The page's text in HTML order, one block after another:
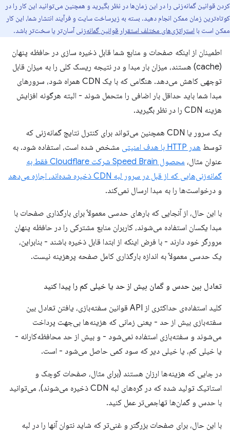
کردن قوانین گمانه‌زنی را در این زمان‌ها در نظر بگیرید و همچنین می‌توانید این کار را در
کوتاه‌ترین زمان ممکن انجام دهید. بسته به زیرساخت سایت و فرآیند انتشار شما، این کار
ممکن است با استراتژی‌های مختلف استقرار قوانین گمانه‌زنیآسان‌تر یا سخت‌تر باشد.
اطمینان از اینکه صفحات و منابع شما قابل ذخیره سازی در حافظه پنهان
(cache) هستند، میزان بار مبدا و در نتیجه ریسک کلی را به میزان قابل
توجهی کاهش می‌دهد. هنگامی که با یک CDN همراه شود، سرورهای
مبدا شما باید حداقل بار اضافی را متحمل شوند - البته هرگونه افزایش
هزینه CDN را در نظر بگیرید.
یک سرور یا CDN همچنین می‌تواند برای کنترل نتایج گمانه‌زنی که
توسط هدر HTTP با هدف امنیتی
مشخص شده است، استفاده شود. به
عنوان مثال،
محصول Speed ​​Brain شرکت Cloudflare فقط به
گمانه‌زنی‌هایی که از قبل در سرور لبه CDN ذخیره شده‌اند، اجازه می‌دهد
و درخواست‌ها را به مبدا ارسال نمی‌کند.
با این حال، از آنجایی که بارهای حدسی معمولاً برای بارگذاری صفحات با
مبدا یکسان استفاده می‌شوند، کاربران منابع مشترکی را در حافظه پنهان
مرورگر خود دارند - با فرض اینکه از ابتدا قابل ذخیره باشند - بنابراین،
یک حدسی معمولاً به اندازه بارگذاری کامل صفحه پرهزینه نیست.
تعادل بین حدس و گمان بیش از حد یا خیلی کم را پیدا کنید
کلید استفاده‌ی حداکثری از API قوانین سفته‌بازی، یافتن تعادل بین
سفته‌بازی بیش از حد - یعنی زمانی که هزینه‌ها بی‌جهت پرداخت
می‌شوند و سفته‌بازی استفاده نمی‌شود - و بیش از حد محافظه‌کارانه -
یا خیلی کم، یا خیلی دیر که سود کمی حاصل می‌شود - است.
در جایی که هزینه‌ها ارزان هستند (برای مثال، صفحات کوچک و
استاتیک تولید شده که در گره‌های لبه CDN ذخیره می‌شوند)، می‌توانید
با حدس و گمان‌ها تهاجمی‌تر عمل کنید.
با این حال، برای صفحات بزرگتر و غنی‌تر که شاید نتوان آنها را در لبه